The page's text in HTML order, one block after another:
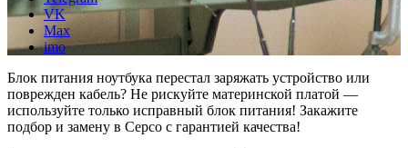
VK
Max
imo
Блок питания ноутбука перестал заряжать устройство или
поврежден кабель? Не рискуйте материнской платой —
используйте только исправный блок питания! Закажите
подбор и замену в Cepco с гарантией качества!